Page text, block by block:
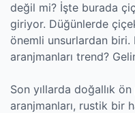
değil mi? İşte burada
giriyor. Düğünlerde
önemli unsurlardan biri.
aranjmanları trend?
Son yıllarda doğallık
aranjmanları, rustik bir